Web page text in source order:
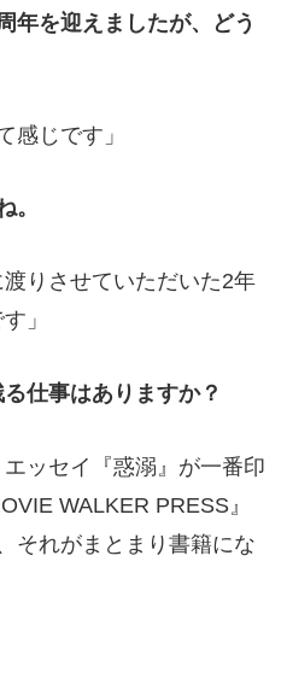
を迎えましたが、どう
感じです」
。
渡りさせていただいた2年
」
仕事はありますか？
エッセイ『惑溺』が一番印
WALKER PRESS』
それがまとまり書籍にな